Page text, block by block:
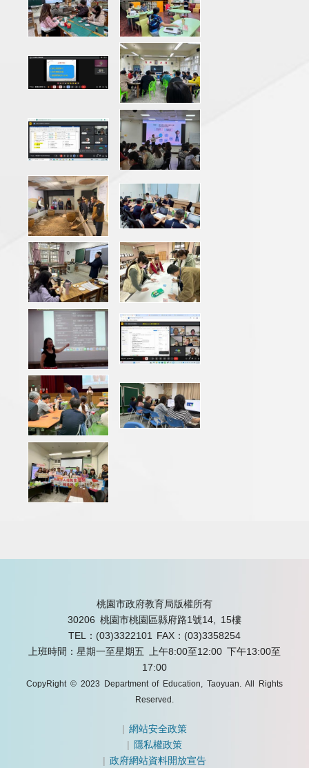
桃園市政府教育局版權所有
30206 桃園市桃園區縣府路1號14, 15樓
TEL：(03)3322101
FAX：(03)3358254
上班時間：星期一至星期五 上午8:00至12:00 下午13:00至
17:00
CopyRight © 2023 Department of Education, Taoyuan. All Rights
Reserved.
|網站安全政策
| 隱私權政策
|政府網站資料開放宣告